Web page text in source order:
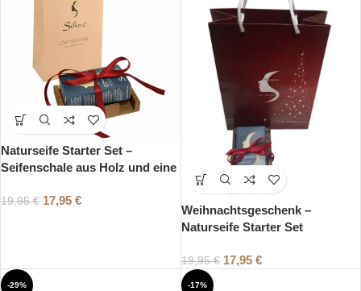
Naturseife Starter Set –
Seifenschale aus Holz und eine
19,95€ 17,95 €
Weihnachtsgeschenk –
Naturseife Starter Set
19,95€ 17,95 €
-29% -17%